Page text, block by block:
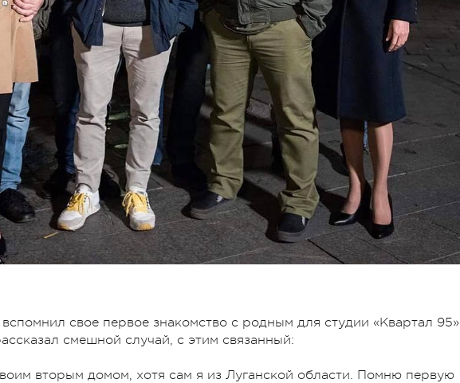
свое первое знакомство с родным для студии «Квартал 95»
смешной случай, с этим связанный:
вторым домом, хотя сам я из Луганской области. Помню первую